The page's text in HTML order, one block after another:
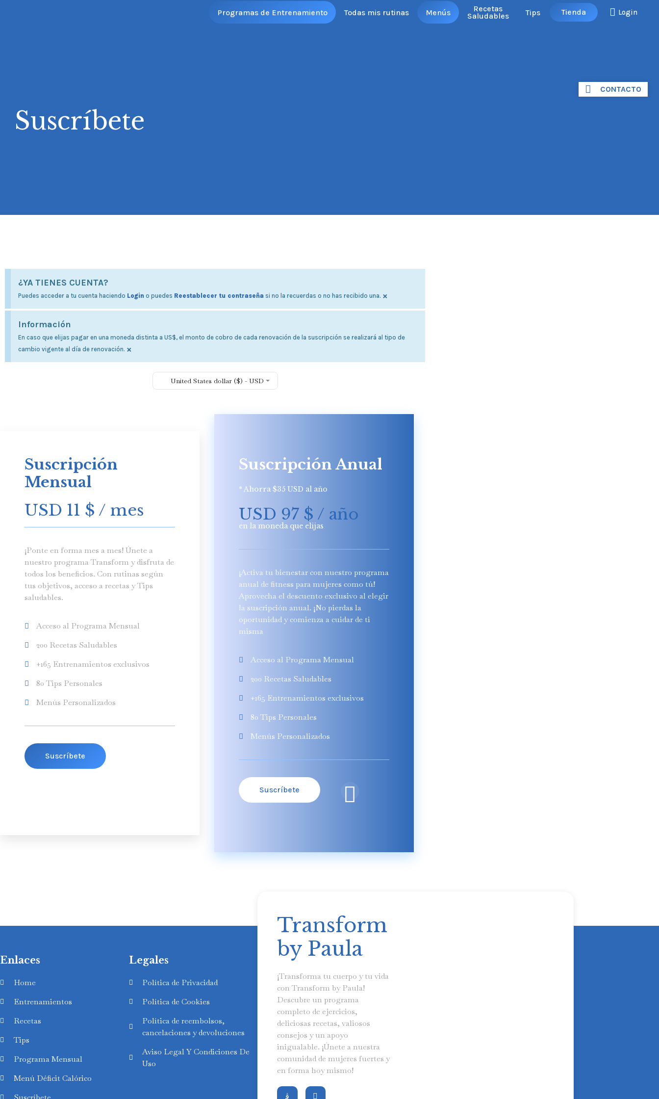
Programas de Entrenamiento Todas mis rutinas Menús Recetas
Saludables Tips Tienda Login
CONTACTO
Suscríbete
¿YA TIENES CUENTA?
Puedes acceder a tu cuenta haciendo Login o puedes Reestablecer tu contraseña si no la recuerdas o no has recibido una. ×
Información
En caso que elijas pagar en una moneda distinta a US$, el monto de cobro de cada renovación de la suscripción se realizará al tipo de
cambio vigente al día de renovación. ×
United States dollar ($) - USD
Suscripción
Mensual
USD 11 $ / mes
¡Ponte en forma mes a mes! Únete a
nuestro programa Transform y disfruta de
todos los beneficios. Con rutinas según
tus objetivos, acceso a recetas y Tips
saludables.
Acceso al Programa Mensual
200 Recetas Saludables
+165 Entrenamientos exclusivos
80 Tips Personales
Menús Personalizados
Suscríbete
Suscripción Anual
* Ahorra $35 USD al año
USD 97 $ / año
en la moneda que elijas
¡Activa tu bienestar con nuestro programa
anual de fitness para mujeres como tú!
Aprovecha el descuento exclusivo al elegir
la suscripción anual. ¡No pierdas la
oportunidad y comienza a cuidar de ti
misma
Acceso al Programa Mensual
200 Recetas Saludables
+165 Entrenamientos exclusivos
80 Tips Personales
Menús Personalizados
Suscríbete
Enlaces
Home
Entrenamientos
Recetas
Tips
Programa Mensual
Menú Déficit Calórico
Legales
Política de Privacidad
Política de Cookies
Política de reembolsos,
cancelaciones y devoluciones
Aviso Legal Y Condiciones De
Uso
Transform
by Paula
¡Transforma tu cuerpo y tu vida
con Transform by Paula!
Descubre un programa
completo de ejercicios,
deliciosas recetas, valiosos
consejos y un apoyo
inigualable. ¡Únete a nuestra
comunidad de mujeres fuertes y
en forma hoy mismo!